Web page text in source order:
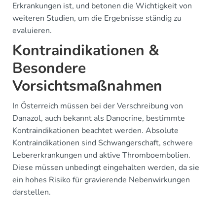
Erkrankungen ist, und betonen die Wichtigkeit von
weiteren Studien, um die Ergebnisse ständig zu
evaluieren.
Kontraindikationen &
Besondere
Vorsichtsmaßnahmen
In Österreich müssen bei der Verschreibung von
Danazol, auch bekannt als Danocrine, bestimmte
Kontraindikationen beachtet werden. Absolute
Kontraindikationen sind Schwangerschaft, schwere
Lebererkrankungen und aktive Thromboembolien.
Diese müssen unbedingt eingehalten werden, da sie
ein hohes Risiko für gravierende Nebenwirkungen
darstellen.